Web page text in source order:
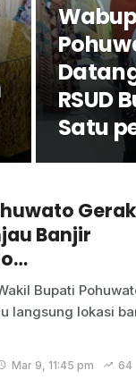
RSUD
Satu
Gerak
Banjir
Bupati
langsung lokasi
Mar 9, 11:45 pm 64